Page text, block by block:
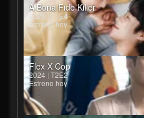
A Bona Fide Killer
2026 | T1E4
Estreno hoy
Flex X Cop
2024 | T2E2
Estreno hoy